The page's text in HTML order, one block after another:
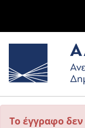
Το έγγραφο